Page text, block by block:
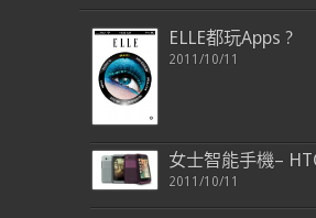
ELLE都玩Apps ?
2011/10/11
女士智能手機–
2011/10/11